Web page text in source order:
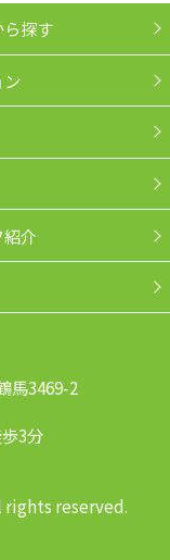
探す
介
馬3469-2
3分
rights reserved.